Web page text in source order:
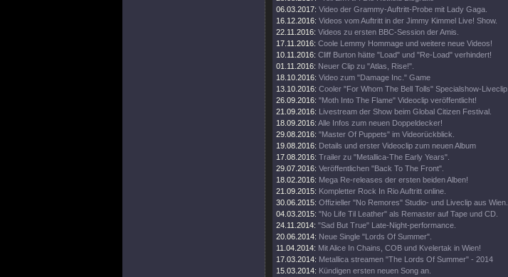
06.03.2017: Video der Grammy-Auftritt-Probe mit Lady Gaga.
16.12.2016: Videos vom Auftritt in der Jimmy Kimmel Live! Show.
22.11.2016: Videos zu ersten BBC-Session der Amis.
17.11.2016: Coole Lemmy Hommage und weitere neue Videos!
10.11.2016: Cliff Burton hätte "Load" und "Re-Load" verhindert!
01.11.2016: Neuer Clip zu "Atlas, Rise!".
18.10.2016: Video zum "Damage Inc." Game
13.10.2016: Cooler "For Whom The Bell Tolls" Specialshow-Liveclip.
26.09.2016: "Moth Into The Flame" Videoclip veröffentlicht!
21.09.2016: Livestream der Show beim Global Citizen Festival.
18.09.2016: Alle Infos zum neuen Doppeldecker!
29.08.2016: "Master Of Puppets" im Videorückblick.
19.08.2016: Details und erster Videoclip zum neuen Album
17.08.2016: Trailer zu "Metallica-The Early Years".
29.07.2016: Veröffentlichen "Back To The Front".
18.02.2016: Mega Re-releases der ersten beiden Alben!
21.09.2015: Kompletter Rock In Rio Auftritt online.
30.06.2015: Offizieller "No Remores" Studio- und Liveclip aus Wien.
04.03.2015: "No Life Til Leather" als Remaster auf Tape und CD.
24.11.2014: "Sad But True" Late-Night-performance.
20.06.2014: Neue Single "Lords Of Summer".
11.04.2014: Mit Alice In Chains, COB und Kvelertak in Wien!
17.03.2014: Metallica streamen "The Lords Of Summer" - 2014
15.03.2014: Kündigen ersten neuen Song an.